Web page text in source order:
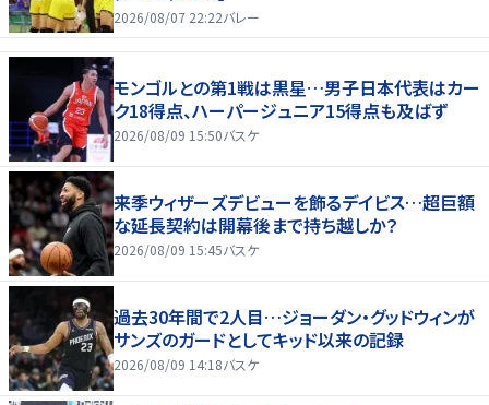
2026/08/07 22:22バレー
モンゴルとの第1戦は黒星…男子日本代表はカー
ク18得点、ハーパージュニア15得点も及ばず
2026/08/09 15:50バスケ
来季ウィザーズデビューを飾るデイビス…超巨額
な延長契約は開幕後まで持ち越しか？
2026/08/09 15:45バスケ
過去30年間で2人目…ジョーダン・グッドウィンが
サンズのガードとしてキッド以来の記録
2026/08/09 14:18バスケ